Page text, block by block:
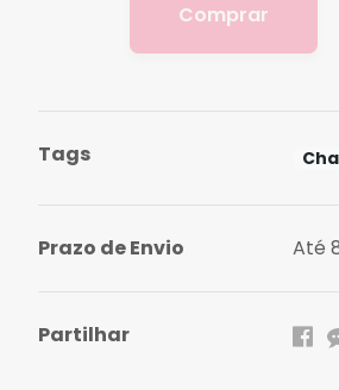
Comprar
Tags
Prazo de Envio Até
Partilhar